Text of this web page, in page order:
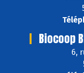
Biocoop
6,